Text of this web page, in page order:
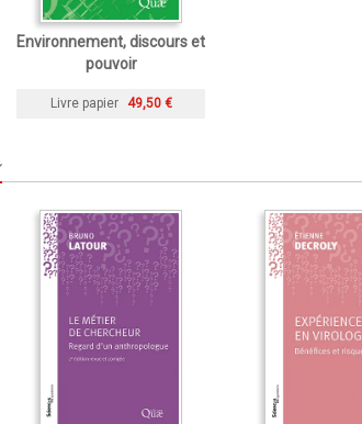
Environnement, discours et
pouvoir
Livre papier 49,50 €